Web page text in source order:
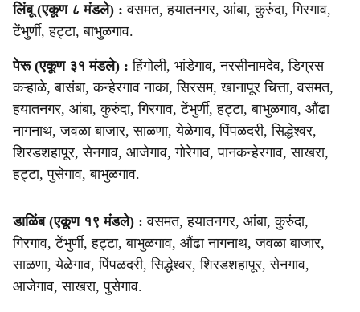
लिंबू (एकूण ८ मंडले) : वसमत, हयातनगर, आंबा, कुरुंदा, गिरगाव,
टेंभुर्णी, हट्टा, बाभुळगाव.
पेरू (एकूण ३१ मंडले) : हिंगोली, भांडेगाव, नरसीनामदेव, डिग्रस
कऱ्हाळे, बासंबा, कन्हेरगाव नाका, सिरसम, खानापूर चित्ता, वसमत,
हयातनगर, आंबा, कुरुंदा, गिरगाव, टेंभुर्णी, हट्टा, बाभुळगाव, औंढा
नागनाथ, जवळा बाजार, साळणा, येळेगाव, पिंपळदरी, सिद्धेश्वर,
शिरडशहापूर, सेनगाव, आजेगाव, गोरेगाव, पानकन्हेरगाव, साखरा,
हट्टा, पुसेगाव, बाभुळगाव.
डाळिंब (एकूण १९ मंडले) : वसमत, हयातनगर, आंबा, कुरुंदा,
गिरगाव, टेंभुर्णी, हट्टा, बाभुळगाव, औंढा नागनाथ, जवळा बाजार,
साळणा, येळेगाव, पिंपळदरी, सिद्धेश्वर, शिरडशहापूर, सेनगाव,
आजेगाव, साखरा, पुसेगाव.